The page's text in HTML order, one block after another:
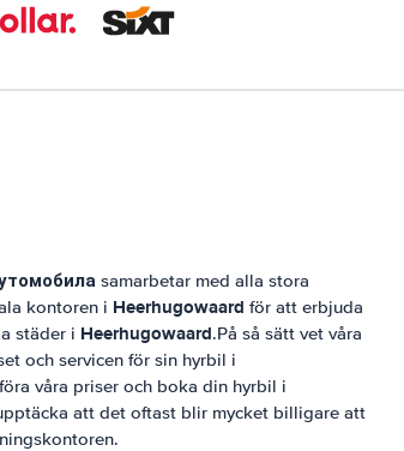
samarbetar med alla stora
kontoren i Heerhugowaard för att erbjuda
städer i Heerhugowaard.På så sätt vet våra
och servicen för sin hyrbil i
våra priser och boka din hyrbil i
att det oftast blir mycket billigare att